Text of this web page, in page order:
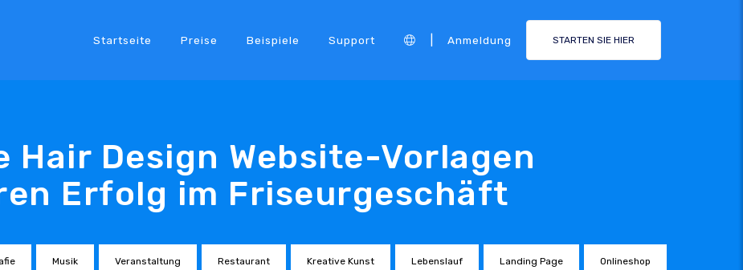
Startseite Preise Beispiele Support Anmeldung STARTEN SIE HIER
Hair Design Website-Vorlagen
Erfolg im Friseurgeschäft
Musik Veranstaltung Restaurant Kreative Kunst Lebenslauf Landing Page Onlineshop